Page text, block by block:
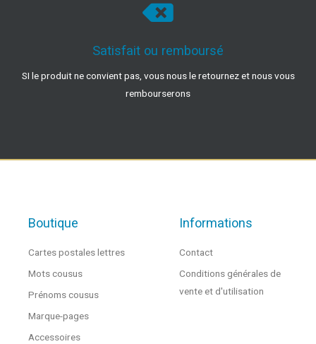
Satisfait ou remboursé
SI le produit ne convient pas, vous nous le retournez et nous vous
rembourserons
Boutique
Cartes postales lettres
Mots cousus
Prénoms cousus
Marque-pages
Accessoires
Informations
Contact
Conditions générales de
vente et d'utilisation